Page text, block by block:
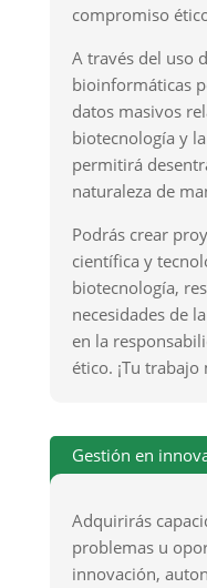
compromiso
A través del uso
bioinformáticas
datos masivos
biotecnología y
permitirá
naturaleza de
Podrás crear
científica y
biotecnología,
necesidades de
en la
ético. ¡Tu
Gestión en
Adquirirás
problemas u
innovación,